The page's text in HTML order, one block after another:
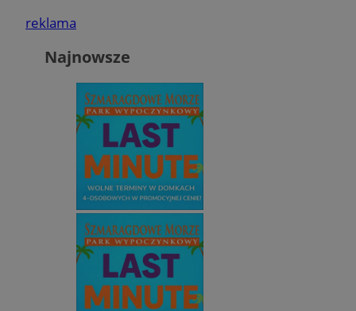
reklama
Najnowsze